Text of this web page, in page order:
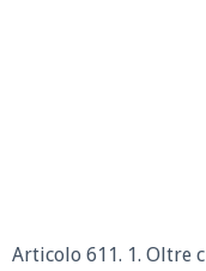
Articolo 611. 1. Oltre